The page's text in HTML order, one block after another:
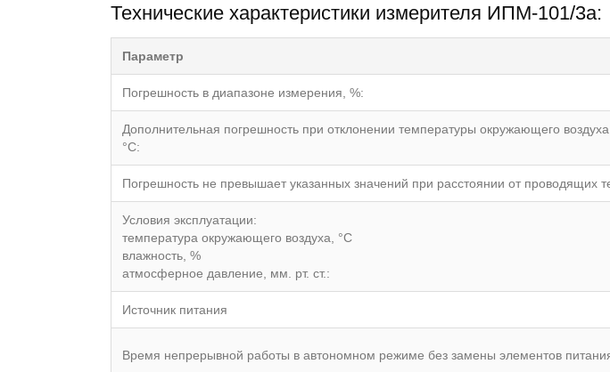
Технические характеристики измерителя ИПМ-101/3а:
Параметр
Погрешность в диапазоне измерения, %:
Дополнительная погрешность при отклонении температуры окружающего
°С:
Погрешность не превышает указанных значений при расстоянии от
Условия эксплуатации:
температура окружающего воздуха, °С
влажность, %
атмосферное давление, мм. рт. ст.:
Источник питания
Время непрерывной работы в автономном режиме без замены элементов